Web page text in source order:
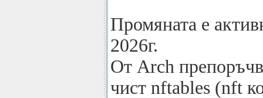
Промяната е
2026г.
От Arch
чист nftables (nft